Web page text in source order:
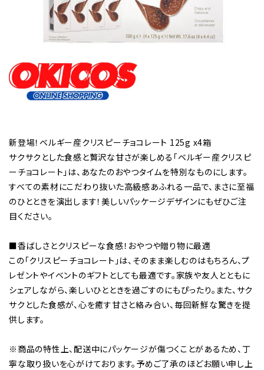
新登場！ベルギー産クリスピーチョコレート 125g x4箱
サクサクとした食感と贅沢な甘さが楽しめる「ベルギー産クリスピ
ーチョコレート」は、あなたのおやつタイムを特別なものにします。
すべての素材にこだわり抜いた高級感あふれる一品で、まさに至福
のひとときを演出します！美しいパッケージデザインにもぜひご注
目ください。
■香ばしさとクリスピーな食感！おやつや贈り物に最適
この「クリスピーチョコレート」は、そのまま楽しむのはもちろん、プ
レゼントやイベントのギフトとしても最適です。家族や友人とともに
シェアしながら、楽しいひとときを過ごすのにもぴったり。また、サク
サクとした食感が、心を癒す甘さと絡み合い、毎回新鮮な驚きを提
供します。
※商品の特性上、配送中にパッケージが傷つくことがあるため、丁
寧な取り扱いを心がけております。予めご了承のほどお願い申し上